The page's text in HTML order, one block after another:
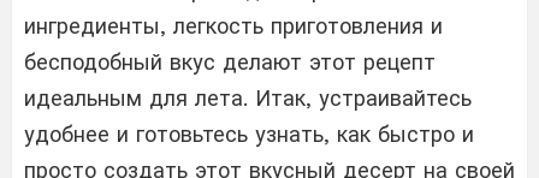
ингредиенты, легкость приготовления и
бесподобный вкус делают этот рецепт
идеальным для лета. Итак, устраивайтесь
удобнее и готовьтесь узнать, как быстро и
просто создать этот вкусный десерт на своей